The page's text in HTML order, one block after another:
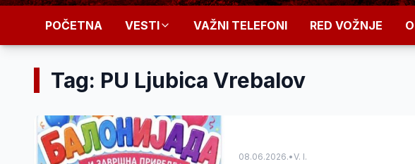
POČETNA VESTI VAŽNI TELEFONI RED VOŽNJE
Tag: PU Ljubica Vrebalov
08.06.2026.•V. I.